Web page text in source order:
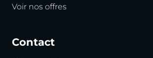
Voir nos offres
Contact